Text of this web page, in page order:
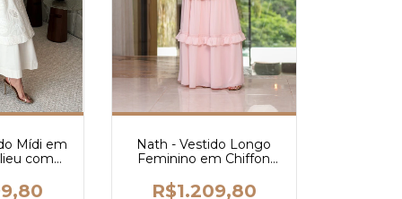
Mídi em
com
Nath - Vestido Longo
Feminino em Chiffon
Mangas Longas e
R$1.209,80